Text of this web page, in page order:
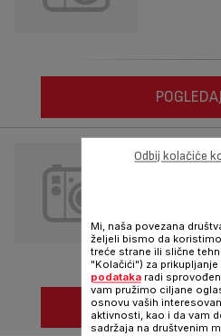
EASY G
Mi, naša povezana
željeli bismo da
treće strane ili slične
"Kolačići") za prikupljanje
podatakaradi
vam pružimo ciljane
osnovu vaših
aktivnosti, kao i da vam
sadržaja na društvenim
Odbij kolačiće